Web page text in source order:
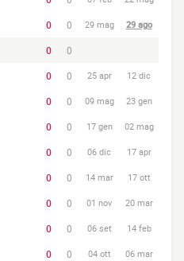
0 0 29 mag 29 ago
0
0
0 0 25 apr 12 dic
0 0 09 mag 23 gen
0 0 17 gen 02 mag
0 0 06 dic 17 apr
0 0 14 mar 17 ott
0 0 01 nov 20 mar
0 0 06 set 14 feb
0 0 04 ott 06 mar